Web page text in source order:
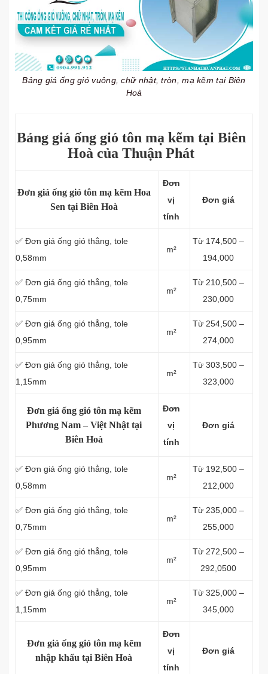
Bảng giá ống gió vuông, chữ nhật, tròn, mạ kẽm tại Biên
Hoà
Bảng giá ống gió tôn mạ kẽm tại Biên
Hoà của Thuận Phát
Đơn giá ống gió tôn mạ kẽm Hoa
Sen tại Biên Hoà
Đơn
vị
tính
Đơn giá
✅ Đơn giá ống gió thẳng, tole
0,58mm
m²
Từ 174,500 –
194,000
✅ Đơn giá ống gió thẳng, tole
0,75mm
m²
Từ 210,500 –
230,000
✅ Đơn giá ống gió thẳng, tole
0,95mm
m²
Từ 254,500 –
274,000
✅ Đơn giá ống gió thẳng, tole
1,15mm
m²
Từ 303,500 –
323,000
Đơn giá ống gió tôn mạ kẽm
Phương Nam – Việt Nhật tại
Biên Hoà
Đơn
vị
tính
Đơn giá
✅ Đơn giá ống gió thẳng, tole
0,58mm
m²
Từ 192,500 –
212,000
✅ Đơn giá ống gió thẳng, tole
0,75mm
m²
Từ 235,000 –
255,000
✅ Đơn giá ống gió thẳng, tole
0,95mm
m²
Từ 272,500 –
292,0500
✅ Đơn giá ống gió thẳng, tole
1,15mm
m²
Từ 325,000 –
345,000
Đơn giá ống gió tôn mạ kẽm
nhập khẩu tại Biên Hoà
Đơn
vị
tính
Đơn giá